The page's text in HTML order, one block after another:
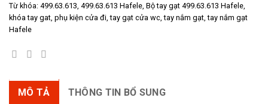
Từ khóa: 499.63.613 499.63.613 Hafele Bộ tay gạt 499.63.613 Hafele
khóa tay gat phụ kiện cửa đi ,tay gạt cửa wc ,tay nắm gạt ,tay nắm gạt
Hafele
MÔ TẢ THÔNG TIN BỔ SUNG